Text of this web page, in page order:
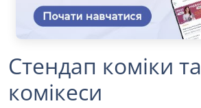
Стендап коміки та
комікеси